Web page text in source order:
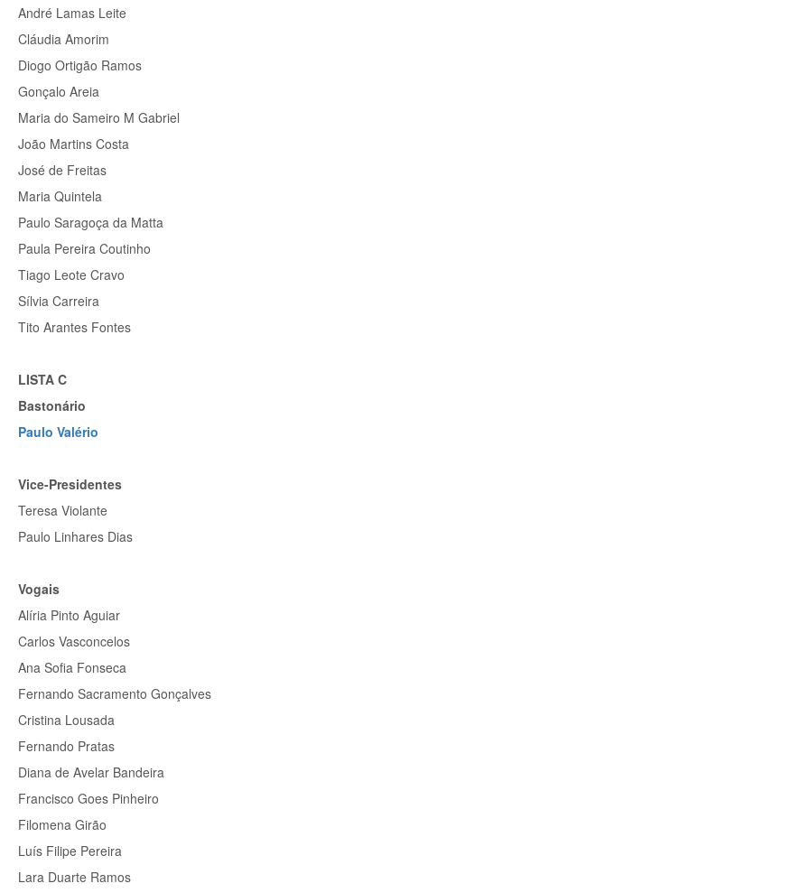
André Lamas Leite
Cláudia Amorim
Diogo Ortigão Ramos
Gonçalo Areia
Maria do Sameiro M Gabriel
João Martins Costa
José de Freitas
Maria Quintela
Paulo Saragoça da Matta
Paula Pereira Coutinho
Tiago Leote Cravo
Sílvia Carreira
Tito Arantes Fontes
LISTA C
Bastonário
Paulo Valério
Vice-Presidentes
Teresa Violante
Paulo Linhares Dias
Vogais
Alíria Pinto Aguiar
Carlos Vasconcelos
Ana Sofia Fonseca
Fernando Sacramento Gonçalves
Cristina Lousada
Fernando Pratas
Diana de Avelar Bandeira
Francisco Goes Pinheiro
Filomena Girão
Luís Filipe Pereira
Lara Duarte Ramos